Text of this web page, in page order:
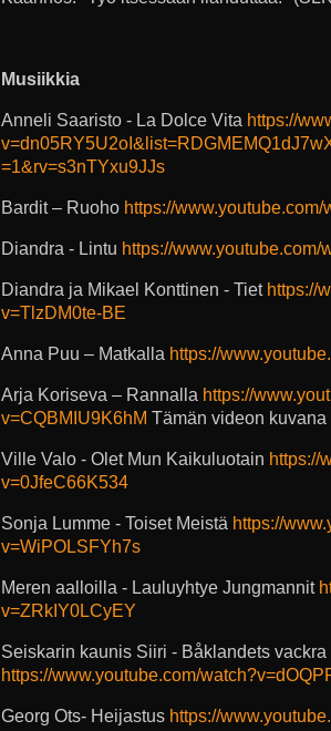
Musiikkia
Anneli Saaristo - La Dolce Vita https://
=1&rv=s3nTYxu9JJs
Bardit – Ruoho https://
Diandra - Lintu https://
Diandra ja Mikael Konttinen - Tiet https://
v=TlzDM0te-BE
Anna Puu – Matkalla https://
Arja Koriseva – Rannalla https://
v=CQBMIU9K6hM Tämän videon
Ville Valo - Olet Mun Kaikuluotain https://
v=0JfeC66K534
Sonja Lumme - Toiset Meistä https://
v=WiPOLSFYh7s
Meren aalloilla - Lauluyhtye Jungmannit
v=ZRkIY0LCyEY
Seiskarin kaunis Siiri - Båklandets vackra
https://www.youtube.com/
Georg Ots- Heijastus https://